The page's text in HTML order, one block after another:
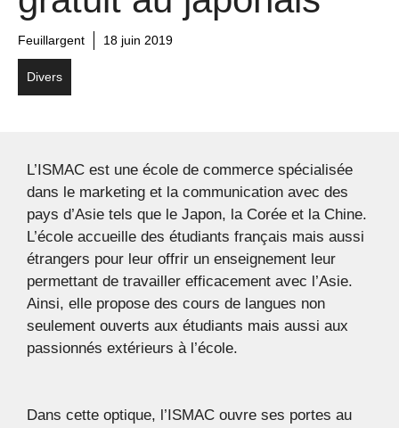
Feuillargent 18 juin 2019
Divers
L’ISMAC est une école de commerce spécialisée
dans le marketing et la communication avec des
pays d’Asie tels que le Japon, la Corée et la Chine.
L’école accueille des étudiants français mais aussi
étrangers pour leur offrir un enseignement leur
permettant de travailler efficacement avec l’Asie.
Ainsi, elle propose des cours de langues non
seulement ouverts aux étudiants mais aussi aux
passionnés extérieurs à l’école.
Dans cette optique, l’ISMAC ouvre ses portes au